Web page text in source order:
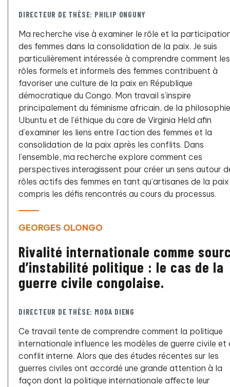
DIRECTEUR DE THÈSE: PHILIP ONGUNY
Ma recherche vise à examiner le rôle et la
des femmes dans la consolidation de la paix. Je suis
particulièrement intéressée à comprendre comment les
rôles formels et informels des femmes contribuent à
favoriser une culture de la paix en République
démocratique du Congo. Mon travail s’inspire
principalement du féminisme africain, de la philosophie
Ubuntu et de l’éthique du care de Virginia Held afin
d’examiner les liens entre l’action des femmes et la
consolidation de la paix après les conflits. Dans
l’ensemble, ma recherche explore comment ces
perspectives interagissent pour créer un sens autour
rôles actifs des femmes en tant qu’artisanes de la
compris les défis rencontrés au cours du processus.
GEORGES OLONGO
Rivalité internationale comme
d’instabilité politique : le cas de la
guerre civile congolaise.
DIRECTEUR DE THÈSE: MODA DIENG
Ce travail tente de comprendre comment la politique
internationale influence les modèles de guerre civile et
conflit interne. Alors que des études récentes sur les
guerres civiles ont accordé une grande attention à la
façon dont la politique internationale affecte leur